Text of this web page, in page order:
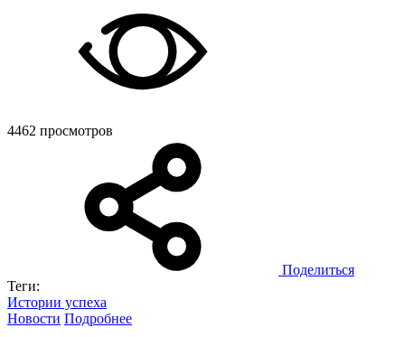
4462 просмотров
Поделиться
Теги:
Истории успеха
Новости Подробнее